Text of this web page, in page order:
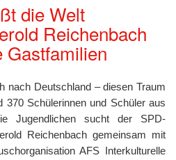
die Welt
Reichenbach
Gastfamilien
nach Deutschland – diesen Traum
370 Schülerinnen und Schüler aus
Jugendlichen sucht der SPD-
Reichenbach gemeinsam mit
AFS Interkulturelle